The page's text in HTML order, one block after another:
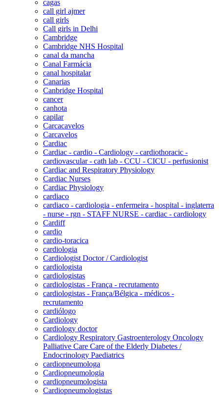
cagas
call girl ajmer
call girls
Call girls in Delhi
Cambridge
Cambridge NHS Hospital
canal da mancha
Canal Farmácia
canal hospitalar
Canarias
Canbridge Hospital
cancer
canhota
capilar
Carcacavelos
Carcavelos
Cardiac
Cardiac - cardio - Cardiology - cardiothoracic -
cardiovascular - cath lab - CCU - CICU - perfusionist
Cardiac and Respiratory Physiology
Cardiac Nurses
Cardiac Physiology
cardiaco
cardiaco - cardiologia - enfermeira - hospital - inglaterra
- nurse - rgn - STAFF NURSE - cardiac - cardiology
Cardiff
cardio
cardio-toracica
cardiologia
Cardiologist Doctor / Cardiologist
cardiologista
cardiologistas
cardiologistas - França - recrutamento
cardiologistas - França/Bélgica - médicos -
recrutamento
cardiólogo
Cardiology
cardiology doctor
Cardiology Respiratory Gastroenterology Oncology
Palliative Care Care of the Elderly Diabetes /
Endocrinology Paediatrics
cardiopneumologa
Cardiopneumologia
cardiopneumologista
Cardiopneumologistas